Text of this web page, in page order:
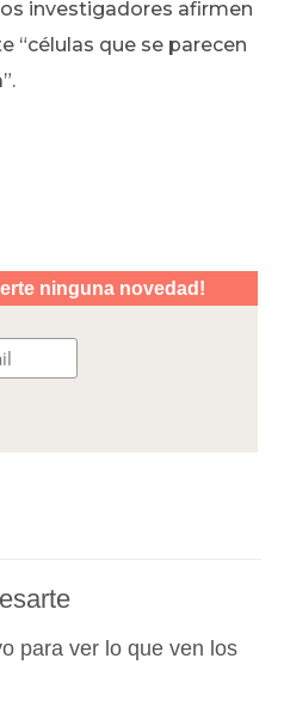
investigadores afirmen
“células que se parecen
para ver lo que ven los